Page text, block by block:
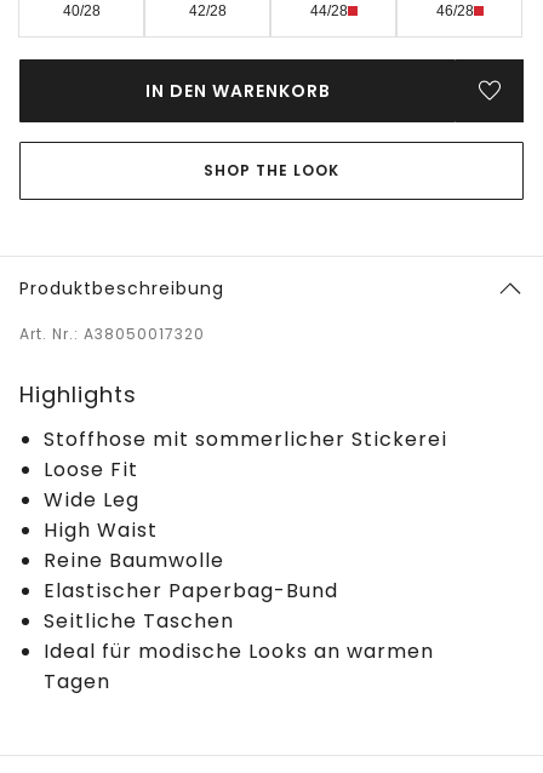
40/28 42/28 44/28 46/28
IN DEN WARENKORB
SHOP THE LOOK
Produktbeschreibung
Art. Nr.: A38050017320
Highlights
Stoffhose mit sommerlicher Stickerei
Loose Fit
Wide Leg
High Waist
Reine Baumwolle
Elastischer Paperbag-Bund
Seitliche Taschen
Ideal für modische Looks an warmen
Tagen